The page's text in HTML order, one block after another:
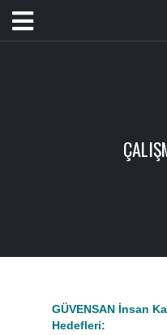
GÜVENSAN İnsan
Hedefleri: